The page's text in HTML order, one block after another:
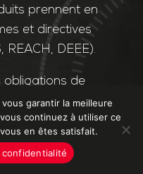
prennent en
et directives
DEEE).
obligations de
Nos affaires
respect des
dans le domaine
et le trafic
garantir la meilleure
continuez à utiliser ce
en êtes satisfait.